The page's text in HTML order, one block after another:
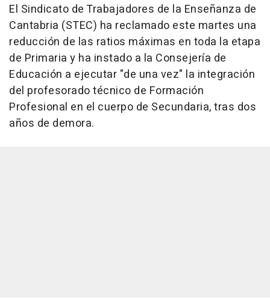
El Sindicato de Trabajadores de la Enseñanza de
Cantabria (STEC) ha reclamado este martes una
reducción de las ratios máximas en toda la etapa
de Primaria y ha instado a la Consejería de
Educación a ejecutar "de una vez" la integración
del profesorado técnico de Formación
Profesional en el cuerpo de Secundaria, tras dos
años de demora.